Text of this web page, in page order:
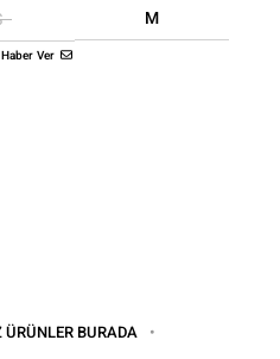
Ver
M
BURADA